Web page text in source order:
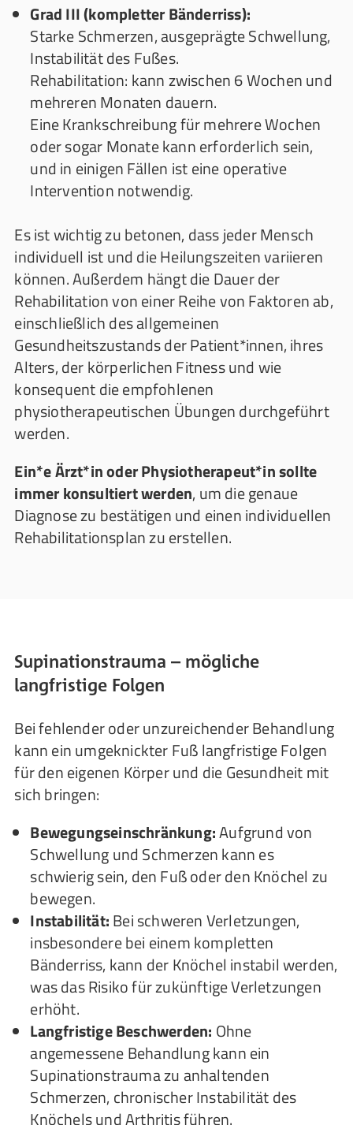
Grad III (kompletter Bänderriss):
Starke Schmerzen, ausgeprägte Schwellung,
Instabilität des Fußes.
Rehabilitation: kann zwischen 6 Wochen und
mehreren Monaten dauern.
Eine Krankschreibung für mehrere Wochen
oder sogar Monate kann erforderlich sein,
und in einigen Fällen ist eine operative
Intervention notwendig.
Es ist wichtig zu betonen, dass jeder Mensch
individuell ist und die Heilungszeiten variieren
können. Außerdem hängt die Dauer der
Rehabilitation von einer Reihe von Faktoren ab,
einschließlich des allgemeinen
Gesundheitszustands der Patient*innen, ihres
Alters, der körperlichen Fitness und wie
konsequent die empfohlenen
physiotherapeutischen Übungen durchgeführt
werden.
Ein*e Ärzt*in oder Physiotherapeut*in sollte
immer konsultiert werden, um die genaue
Diagnose zu bestätigen und einen individuellen
Rehabilitationsplan zu erstellen.
Supinationstrauma – mögliche
langfristige Folgen
Bei fehlender oder unzureichender Behandlung
kann ein umgeknickter Fuß langfristige Folgen
für den eigenen Körper und die Gesundheit mit
sich bringen:
Bewegungseinschränkung:Aufgrund von
Schwellung und Schmerzen kann es
schwierig sein, den Fuß oder den Knöchel zu
bewegen.
Instabilität:Bei schweren Verletzungen,
insbesondere bei einem kompletten
Bänderriss, kann der Knöchel instabil werden,
was das Risiko für zukünftige Verletzungen
erhöht.
Langfristige Beschwerden: Ohne
angemessene Behandlung kann ein
Supinationstrauma zu anhaltenden
Schmerzen, chronischer Instabilität des
Knöchels und Arthritis führen.